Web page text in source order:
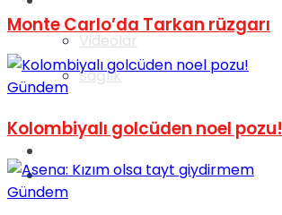
Videolar
Gündem
Sağlık
Monte Carlo’da Tarkan rüzgarı
Gündem
Kolombiyalı golcüden noel pozu!
Gündem